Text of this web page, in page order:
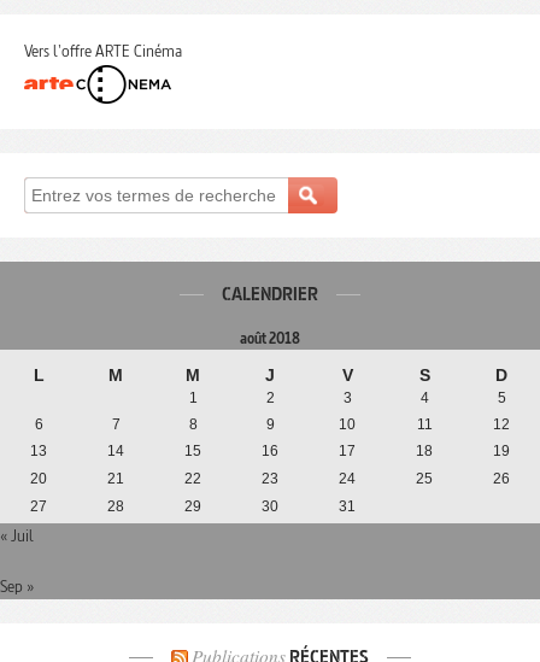
Vers l'offre ARTE Cinéma
CALENDRIER
août 2018
L M M J V S D
1 2 3 4
5
6
7 8 9 10 11
12
13
14 15 16 17 18
19
20
21 22 23 24 25
26
27
28 29 30 31
« Juil
Sep »
Publications